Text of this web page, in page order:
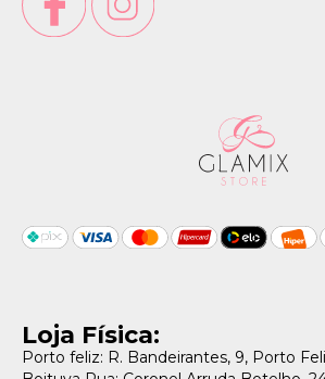
Loja Física:
Porto feliz: R. Bandeirantes, 9, Porto